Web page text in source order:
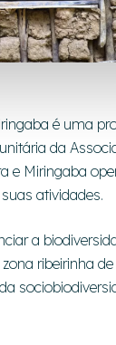
é uma
da
e Miringaba
atividades.
a
ribeirinha